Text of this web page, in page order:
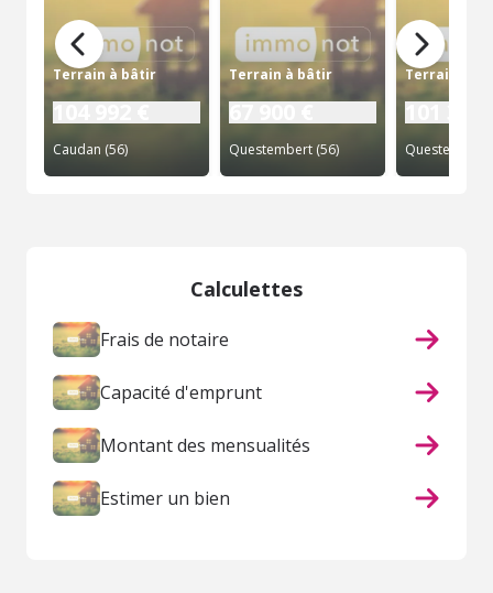
Terrain à bâtir
104 992 €
Caudan (56)
Terrain à bâtir
67 900 €
Questembert (56)
Terrain à
101 300
Questembert
Calculettes
Frais de notaire
Capacité d'emprunt
Montant des mensualités
Estimer un bien